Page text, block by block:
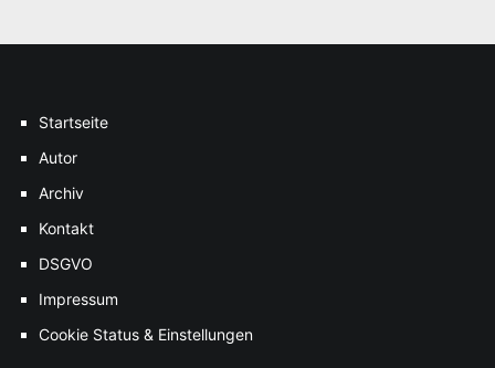
Startseite
Autor
Archiv
Kontakt
DSGVO
Impressum
Cookie Status & Einstellungen